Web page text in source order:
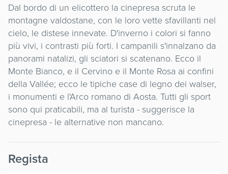
Dal bordo di un elicottero la cinepresa scruta le
montagne valdostane, con le loro vette sfavillanti nel
cielo, le distese innevate. D'inverno i colori si fanno
più vivi, i contrasti più forti. I campanili s'innalzano da
panorami natalizi, gli sciatori si scatenano. Ecco il
Monte Bianco, e il Cervino e il Monte Rosa ai confini
della Vallée; ecco le tipiche case di legno dei walser,
i monumenti e l'Arco romano di Aosta. Tutti gli sport
sono qui praticabili, ma al turista - suggerisce la
cinepresa - le alternative non mancano.
Regista